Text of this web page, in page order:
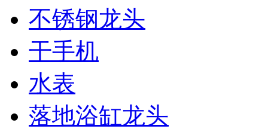
不锈钢龙头
干手机
水表
落地浴缸龙头